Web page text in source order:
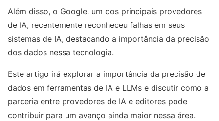
Além disso, o Google, um dos principais provedores
de IA, recentemente reconheceu falhas em seus
sistemas de IA, destacando a importância da precisão
dos dados nessa tecnologia.
Este artigo irá explorar a importância da precisão de
dados em ferramentas de IA e LLMs e discutir como a
parceria entre provedores de IA e editores pode
contribuir para um avanço ainda maior nessa área.